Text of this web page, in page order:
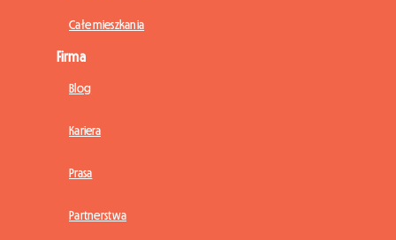
Całe mieszkania
Firma
Blog
Kariera
Prasa
Partnerstwa